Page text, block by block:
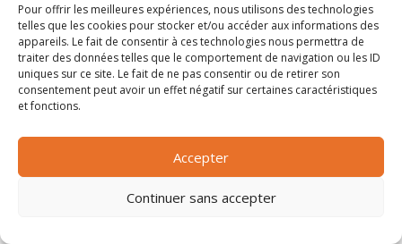
Pour offrir les meilleures expériences, nous utilisons des technologies
telles que les cookies pour stocker et/ou accéder aux informations des
appareils. Le fait de consentir à ces technologies nous permettra de
traiter des données telles que le comportement de navigation ou les ID
uniques sur ce site. Le fait de ne pas consentir ou de retirer son
consentement peut avoir un effet négatif sur certaines caractéristiques
et fonctions.
Accepter
Continuer sans accepter
Immobilier aménageurs
Immobilier commerces
Immobilier de bureaux
Immobilier industriel
Imprimerie